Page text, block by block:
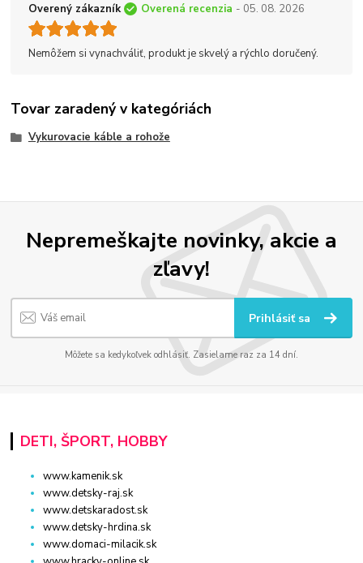
Overený zákazník Overená recenzia - 05. 08. 2026
Nemôžem si vynachváliť, produkt je skvelý a rýchlo doručený.
Tovar zaradený v kategóriách
Vykurovacie káble a rohože
Nepremeškajte novinky, akcie a
zľavy!
Prihlásiť sa
Môžete sa kedykoľvek odhlásiť. Zasielame raz za 14 dní.
DETI, ŠPORT, HOBBY
www.kamenik.sk
www.detsky-raj.sk
www.detskaradost.sk
www.detsky-hrdina.sk
www.domaci-milacik.sk